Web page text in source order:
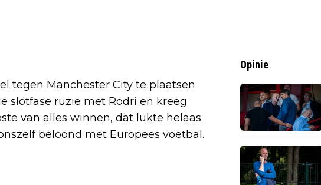
tegen Manchester City te plaatsen
slotfase ruzie met Rodri en kreeg
van alles winnen, dat lukte helaas
beloond met Europees voetbal.
Opinie